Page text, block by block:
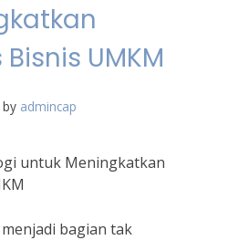
UMKM
by admincap
untuk Meningkatkan
bagian tak